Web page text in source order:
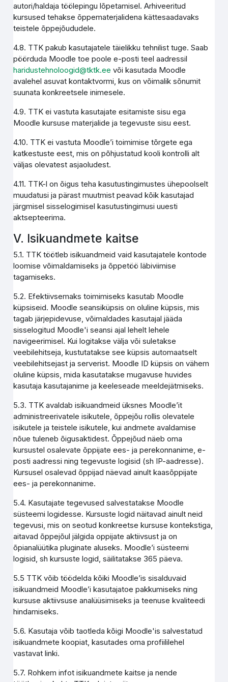
autori/haldaja töölepingu lõpetamisel. Arhiveeritud
kursused tehakse õppematerjalidena kättesaadavaks
teistele õppejõududele.
4.8. TTK pakub kasutajatele täielikku tehnilist tuge. Saab
pöörduda Moodle toe poole e-posti teel aadressil
haridustehnoloogid@tktk.ee või kasutada Moodle
avalehel asuvat kontaktvormi, kus on võimalik sõnumit
suunata konkreetsele inimesele.
4.9. TTK ei vastuta kasutajate esitamiste sisu ega
Moodle kursuse materjalide ja tegevuste sisu eest.
4.10. TTK ei vastuta Moodle’i toimimise tõrgete ega
katkestuste eest, mis on põhjustatud kooli kontrolli alt
väljas olevatest asjaoludest.
4.11. TTK-l on õigus teha kasutustingimustes ühepoolselt
muudatusi ja pärast muutmist peavad kõik kasutajad
järgmisel sisselogimisel kasutustingimusi uuesti
aktsepteerima.
V. Isikuandmete kaitse
5.1. TTK töötleb isikuandmeid vaid kasutajatele kontode
loomise võimaldamiseks ja õppetöö läbiviimise
tagamiseks.
5.2. Efektiivsemaks toimimiseks kasutab Moodle
küpsiseid. Moodle seansiküpsis on oluline küpsis, mis
tagab järjepidevuse, võimaldades kasutajal jääda
sisselogitud Moodle'i seansi ajal lehelt lehele
navigeerimisel. Kui logitakse välja või suletakse
veebilehitseja, kustutatakse see küpsis automaatselt
veebilehitsejast ja serverist. Moodle ID küpsis on vähem
oluline küpsis, mida kasutatakse mugavuse huvides
kasutaja kasutajanime ja keeleseade meeldejätmiseks.
5.3. TTK avaldab isikuandmeid üksnes Moodle’it
administreerivatele isikutele, õppejõu rollis olevatele
isikutele ja teistele isikutele, kui andmete avaldamise
nõue tuleneb õigusaktidest. Õppejõud näeb oma
kursustel osalevate õppijate ees- ja perekonnanime, e-
posti aadressi ning tegevuste logisid (sh IP-aadresse).
Kursusel osalevad õppijad näevad ainult kaasõppijate
ees- ja perekonnanime.
5.4. Kasutajate tegevused salvestatakse Moodle
süsteemi logidesse. Kursuste logid näitavad ainult neid
tegevusi, mis on seotud konkreetse kursuse kontekstiga,
aitavad õppejõul jälgida oppijate aktiivsust ja on
õpianalüütika pluginate aluseks. Moodle’i süsteemi
logisid, sh kursuste logid, säilitatakse 365 päeva.
5.5 TTK võib töödelda kõiki Moodle’is sisalduvaid
isikuandmeid Moodle’i kasutajatoe pakkumiseks ning
kursuse aktiivsuse analüüsimiseks ja teenuse kvaliteedi
hindamiseks.
5.6. Kasutaja võib taotleda kõigi Moodle'is salvestatud
isikuandmete koopiat, kasutades oma profiililehel
vastavat linki.
5.7. Rohkem infot isikuandmete kaitse ja nende